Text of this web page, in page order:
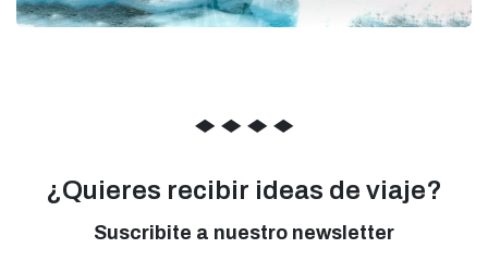
◆ ◆ ◆ ◆
¿Quieres recibir ideas de viaje?
Suscribite a nuestro newsletter